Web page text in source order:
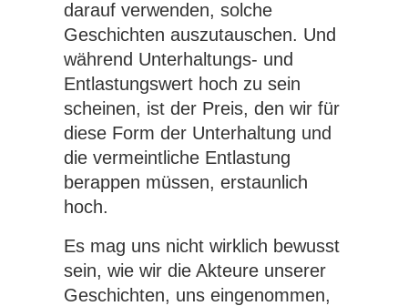
darauf verwenden, solche
Geschichten auszutauschen. Und
während Unterhaltungs- und
Entlastungswert hoch zu sein
scheinen, ist der Preis, den wir für
diese Form der Unterhaltung und
die vermeintliche Entlastung
berappen müssen, erstaunlich
hoch.
Es mag uns nicht wirklich bewusst
sein, wie wir die Akteure unserer
Geschichten, uns eingenommen,